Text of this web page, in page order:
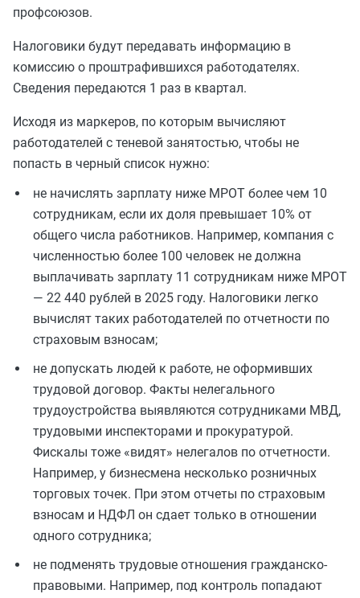
профсоюзов.
Налоговики будут передавать информацию в
комиссию о проштрафившихся работодателях.
Сведения передаются 1 раз в квартал.
Исходя из маркеров, по которым вычисляют
работодателей с теневой занятостью, чтобы не
попасть в черный список нужно:
не начислять зарплату ниже МРОТ более чем 10
сотрудникам, если их доля превышает 10% от
общего числа работников. Например, компания с
численностью более 100 человек не должна
выплачивать зарплату 11 сотрудникам ниже МРОТ
— 22 440 рублей в 2025 году. Налоговики легко
вычислят таких работодателей по отчетности по
страховым взносам;
не допускать людей к работе, не оформивших
трудовой договор. Факты нелегального
трудоустройства выявляются сотрудниками МВД,
трудовыми инспекторами и прокуратурой.
Фискалы тоже «видят» нелегалов по отчетности.
Например, у бизнесмена несколько розничных
торговых точек. При этом отчеты по страховым
взносам и НДФЛ он сдает только в отношении
одного сотрудника;
не подменять трудовые отношения гражданско-
правовыми. Например, под контроль попадают